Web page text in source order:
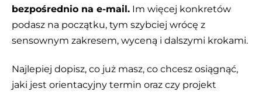
bezpośrednio na e-mail. Im więcej konkretów
podasz na początku, tym szybciej wrócę z
sensownym zakresem, wyceną i dalszymi krokami.
Najlepiej dopisz, co już masz, co chcesz osiągnąć,
jaki jest orientacyjny termin oraz czy projekt